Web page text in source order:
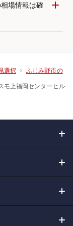
場情報は確
選択 ふじみ野市の
モ上福岡センターヒル